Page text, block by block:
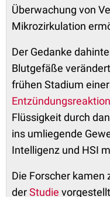
Überwachung von
Mikrozirkulation
Der Gedanke
Blutgefäße
frühen Stadium
Entzündungsreaktion
Flüssigkeit durch
ins umliegende
Intelligenz und HSI
Die Forscher kamen
derStudie